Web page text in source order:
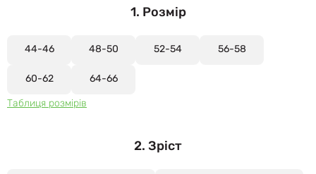
1. Розмір
44-46 48-50 52-54 56-58
60-62 64-66
Таблиця розмірів
2. Зріст